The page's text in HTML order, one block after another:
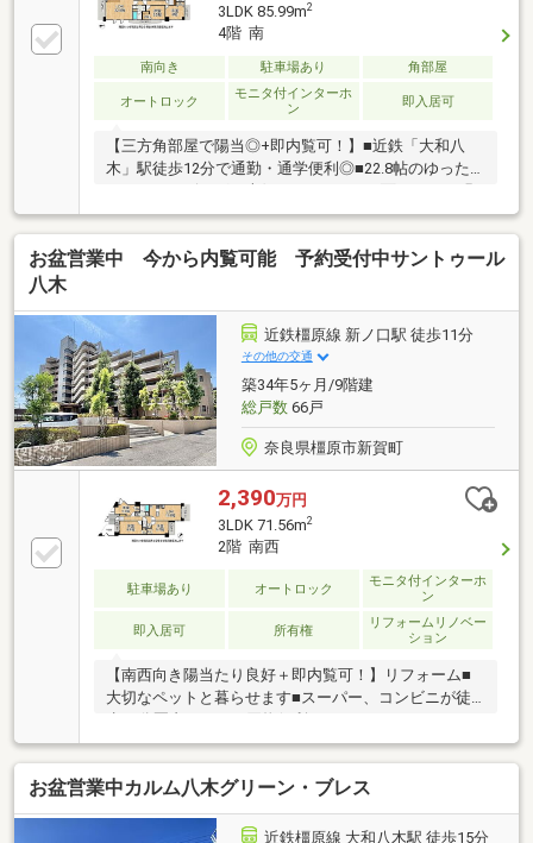
3LDK 85.99m2
4階 南
南向き 駐車場あり 角部屋
オートロック
モニタ付インターホ
ン
即入居可
【三方角部屋で陽当◎+即内覧可！】■近鉄「大和八
木」駅徒歩12分で通勤・通学便利◎■22.8帖のゆった
るい空間■WIC+全居室収納あり
お盆営業中 今から内覧可能 予約受付中サントゥール
八木
近鉄橿原線 新ノ口駅 徒歩11分
その他の交通
築34年5ヶ月/9階建
総戸数66戸
奈良県橿原市新賀町
2,390万円
3LDK 71.56m2
2階 南西
駐車場あり オートロック
モニタ付インターホ
ン
即入居可 所有権
リフォームリノベー
ション
【南西向き陽当たり良好＋即内覧可！】リフォーム■
大切なペットと暮らせます■スーパー、コンビニが徒
ためお子様の様子を見ながらお料理ができます
お盆営業中カルム八木グリーン・ブレス
近鉄橿原線 大和八木駅 徒歩15分